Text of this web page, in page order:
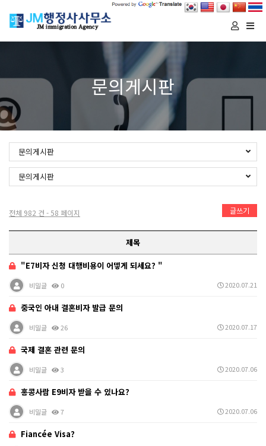
문의게시판
문의게시판
문의게시판
전체 982 건 - 58 페이지 글쓰기
제목
"E7비자 신청 대행비용이 어떻게 되세요? "
비밀글 0 2020.07.21
중국인 아내 결혼비자 발급 문의
비밀글 26 2020.07.17
국제 결혼 관련 문의
비밀글 3 2020.07.06
홍콩사람 E9비자 받을 수 있나요?
비밀글 7 2020.07.06
Fiancée Visa?